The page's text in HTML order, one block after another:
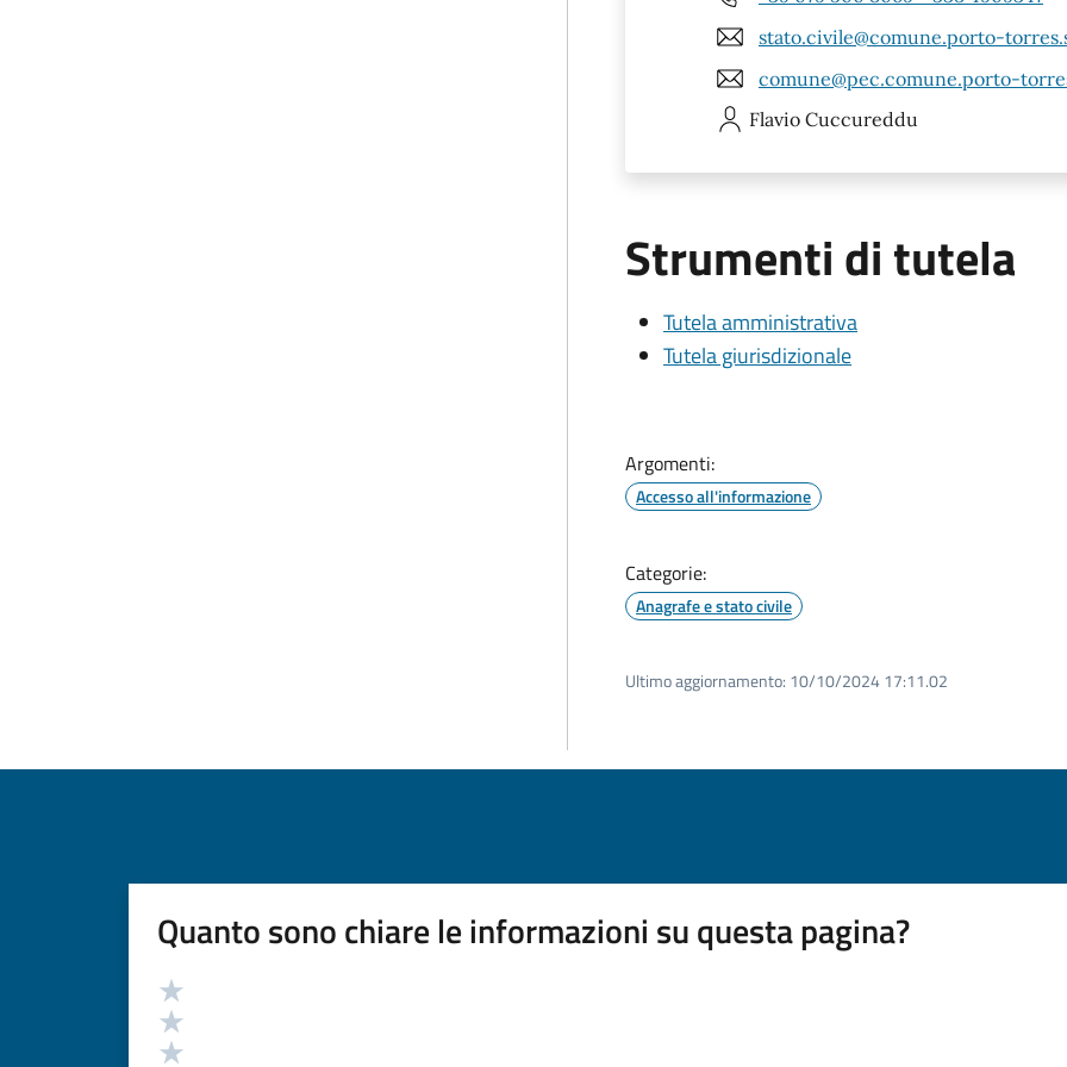
stato.civile@comune.porto-
comune@pec.comune.porto-
Flavio Cuccureddu
Strumenti di tutela
Tutela amministrativa
Tutela giurisdizionale
Argomenti:
Accesso all'informazione
Categorie:
Anagrafe e stato civile
Ultimo aggiornamento: 10/10/2024 17:11.02
Quanto sono chiare le informazioni su questa pagina?
Valutazione